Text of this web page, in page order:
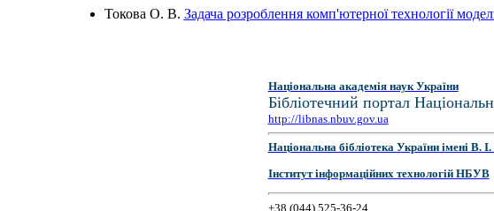
Токова О. В. Задача розроблення комп'ютерної технології
Національна академія наук України
Бібліотечний портал
http://libnas.nbuv.gov.ua
Національна бібліотека України імені В.
Інститут інформаційних технологій НБУВ
+38 (044) 525-36-24